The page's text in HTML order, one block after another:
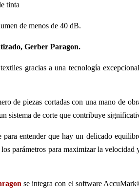
tinta
de menos de 40 dB.
Gerber Paragon.
gracias a una tecnología
de piezas cortadas con una mano de
sistema de corte que contribuye
para entender que hay un delicado
parámetros para maximizar la
se integra con el software